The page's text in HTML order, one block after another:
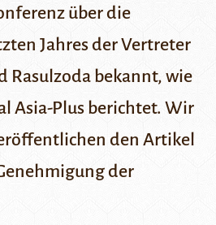
über die
Jahres der Vertreter
Rasulzoda bekannt, wie
Asia-Plus berichtet. Wir
den Artikel
der